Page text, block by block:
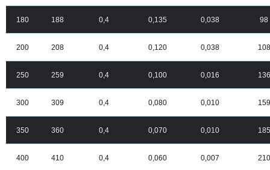
180 188 0,4 0,135 0,038 98
200 208 0,4 0,120 0,038 108
250 259 0,4 0,100 0,016 136
300 309 0,4 0,080 0,010 159
350 360 0,4 0,070 0,010 185
400 410 0,4 0,060 0,007 210